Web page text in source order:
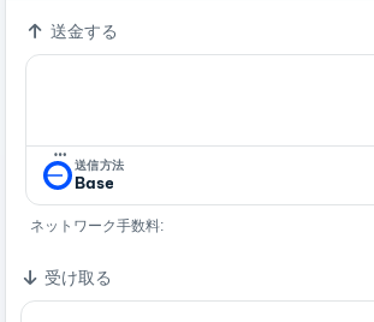
送金する
…
送信方法
Base
ネットワーク手数料:
受け取る